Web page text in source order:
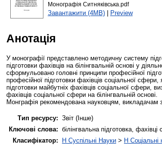
Монографія Ситняківська.pdf
Завантажити (4MB)| Preview
Анотація
У монографії представлено методичну систему
підготовки фахівців на білінгвальній основі у
сформульовано головні принципи професійної
професійної підготовки фахівців соціальної
підготовки майбутніх фахівців соціальної сфери,
фахівців соціальної сфери на білінгвальній основі.
Монграфія рекомендована науковцям, викладачам
Тип ресурсу: Звіт (Інше)
Ключові слова: білінгвальна підготовка,
Класифікатор:
H Суспільні Науки > H Соціальні